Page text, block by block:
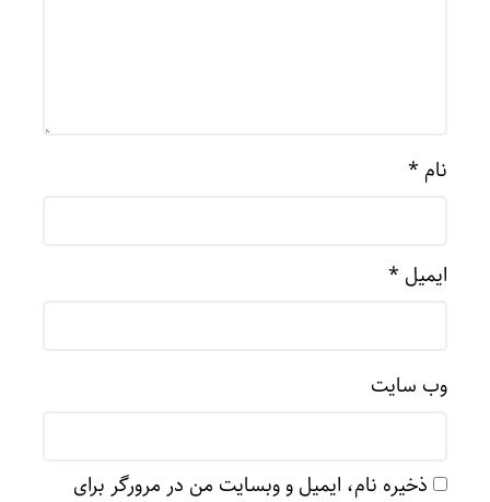
نام *
ایمیل *
وب‌ سایت
ذخیره نام، ایمیل و وبسایت من در مرورگر برای